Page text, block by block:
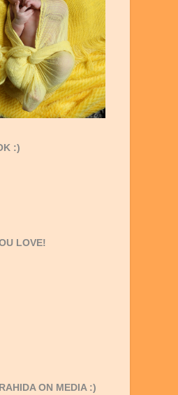
:)
LOVE!
ON MEDIA :)